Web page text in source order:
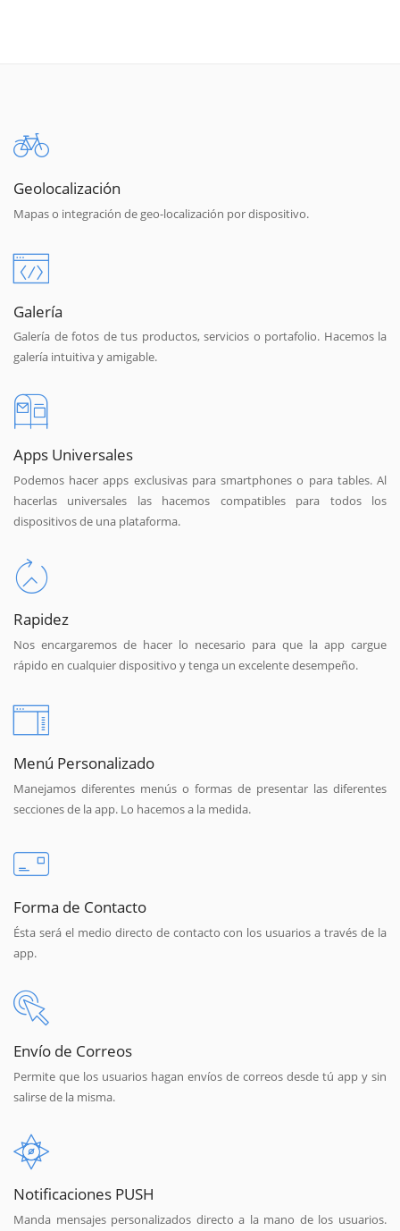
Geolocalización
Mapas o integración de geo-localización por dispositivo.
Galería
Galería de fotos de tus productos, servicios o portafolio. Hacemos la
galería intuitiva y amigable.
Apps Universales
Podemos hacer apps exclusivas para smartphones o para tables. Al
hacerlas universales las hacemos compatibles para todos los
dispositivos de una plataforma.
Rapidez
Nos encargaremos de hacer lo necesario para que la app cargue
rápido en cualquier dispositivo y tenga un excelente desempeño.
Menú Personalizado
Manejamos diferentes menús o formas de presentar las diferentes
secciones de la app. Lo hacemos a la medida.
Forma de Contacto
Ésta será el medio directo de contacto con los usuarios a través de la
app.
Envío de Correos
Permite que los usuarios hagan envíos de correos desde tú app y sin
salirse de la misma.
Notificaciones PUSH
Manda mensajes personalizados directo a la mano de los usuarios.